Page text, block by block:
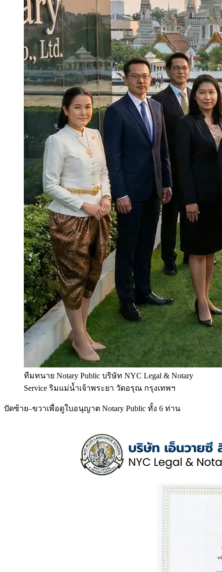
ทีมทนาย Notary Public บริษัท NYC Legal & Notary
Service ริมแม่น้ำเจ้าพระยา วัดอรุณ กรุงเทพฯ
ปัดซ้าย–ขวาเพื่อดูใบอนุญาต Notary Public ทั้ง 6 ท่าน